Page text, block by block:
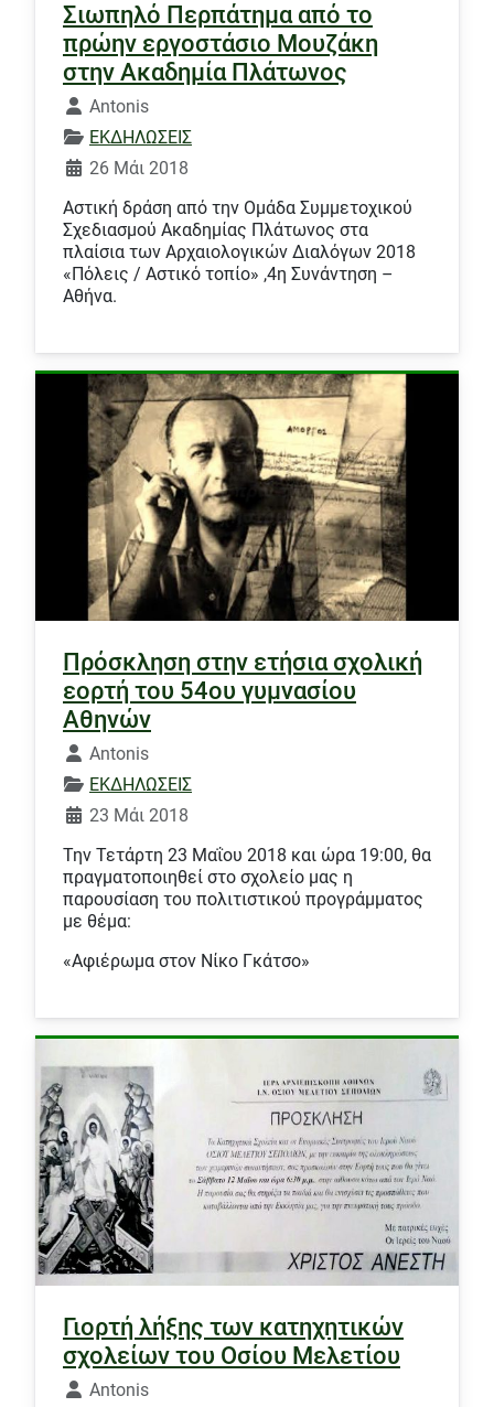
Σιωπηλό Περπάτημα από το
πρώην εργοστάσιο Μουζάκη
στην Ακαδημία Πλάτωνος
Λεπτομέρειες
Antonis
ΕΚΔΗΛΩΣΕΙΣ
26 Μάι 2018
Αστική δράση από την Ομάδα Συμμετοχικού
Σχεδιασμού Ακαδημίας Πλάτωνος στα
πλαίσια των Αρχαιολογικών Διαλόγων 2018
«Πόλεις / Αστικό τοπίο» ,4η Συνάντηση –
Αθήνα.
Πρόσκληση στην ετήσια σχολική
εορτή του 54ου γυμνασίου
Αθηνών
Λεπτομέρειες
Antonis
ΕΚΔΗΛΩΣΕΙΣ
23 Μάι 2018
Την Τετάρτη 23 Μαΐου 2018 και ώρα 19:00, θα
πραγματοποιηθεί στο σχολείο μας η
παρουσίαση του πολιτιστικού προγράμματος
με θέμα:
«Αφιέρωμα στον Νίκο Γκάτσο»
Γιορτή λήξης των κατηχητικών
σχολείων του Οσίου Μελετίου
Λεπτομέρειες
Antonis